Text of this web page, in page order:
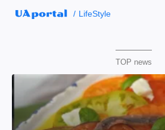
LifeStyle
TOP news